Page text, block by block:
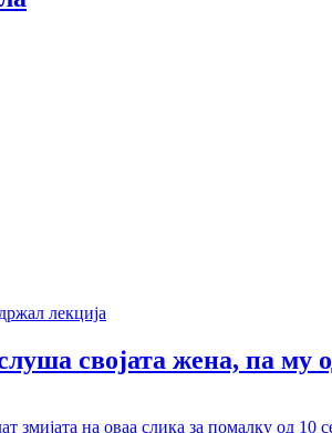
својата жена, па му